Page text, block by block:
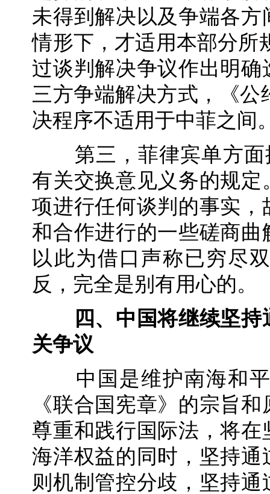
未得到解决以及争端各
情形下，才适用本部分所
过谈判解决争议作出明
三方争端解决方式，《
决程序不适用于中菲之间
第三，菲律宾单方面
有关交换意见义务的规
项进行任何谈判的事实
和合作进行的一些磋商
以此为借口声称已穷尽
反，完全是别有用心的。
四、中国将继续坚
关争议
中国是维护南海和平
《联合国宪章》的宗旨
尊重和践行国际法，将
海洋权益的同时，坚持
则机制管控分歧，坚持